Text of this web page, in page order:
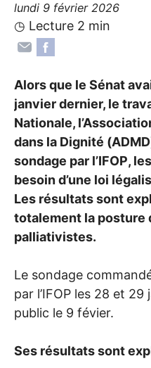
lundi 9 février 2026
◷ Lecture 2 min
Alors que le Sénat
janvier dernier, le
Nationale,
dans la Dignité (ADMD
sondage par l’IFOP,
besoin d’une loi
Les résultats sont
totalement la posture
palliativistes.
Le sondage
par l’IFOP les 28 et 29
public le 9 févier.
Ses résultats sont